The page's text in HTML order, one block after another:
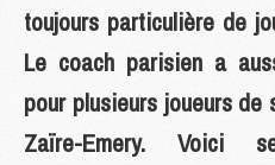
toujours particulière de
Le coach parisien a
pour plusieurs joueurs
Zaïre-Emery. Voici